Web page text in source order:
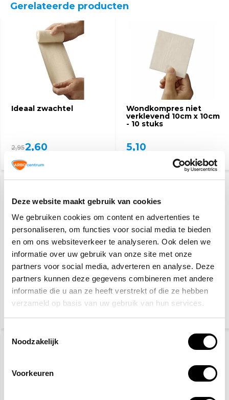
Deze website maakt gebruik van cookies
We gebruiken cookies om content en advertenties te
personaliseren, om functies voor social media te bieden
en om ons websiteverkeer te analyseren. Ook delen we
informatie over uw gebruik van onze site met onze
partners voor social media, adverteren en analyse. Deze
partners kunnen deze gegevens combineren met andere
informatie die u aan ze heeft verstrekt of die ze hebben
verzameld op basis van uw gebruik van hun services.
Noodzakelijk
Voorkeuren
Gerelateerde producten
Ideaal zwachtel
2,952,60
Wondkompres niet
verklevend 10cm x 10cm
- 10 stuks
5,10
Hot / Cold pack
2,50
Desinfectie lotion
3,30